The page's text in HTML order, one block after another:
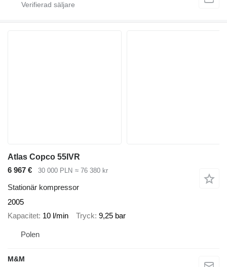
Atlas Copco 55IVR
6 967 €
30 000 PLN ≈ 76 380 kr
Stationär kompressor
2005
Kapacitet 10 l/min Tryck 9,25 bar
Polen
M&M